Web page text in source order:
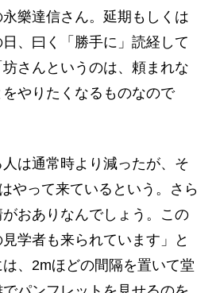
樂達信さん。延期もしくは
、曰く「勝手に」読経して
さんというのは、頼まれな
やりたくなるものなので
は通常時より減ったが、そ
やって来ているという。さら
おありなんでしょう。この
学者も来られています」と
、2mほどの間隔を置いて堂